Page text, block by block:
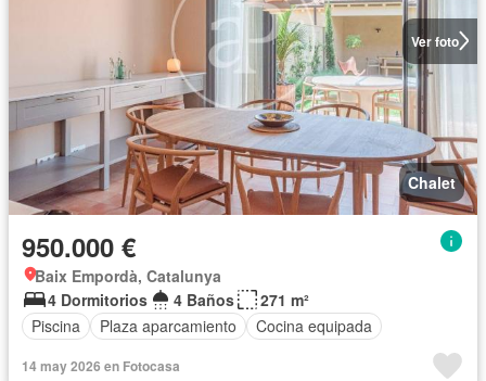
Ver foto
Chalet
950.000 €
Baix Empordà, Catalunya
4 Dormitorios
4 Baños
271 m²
Piscina
Plaza aparcamiento Cocina equipada
14 may 2026 en Fotocasa